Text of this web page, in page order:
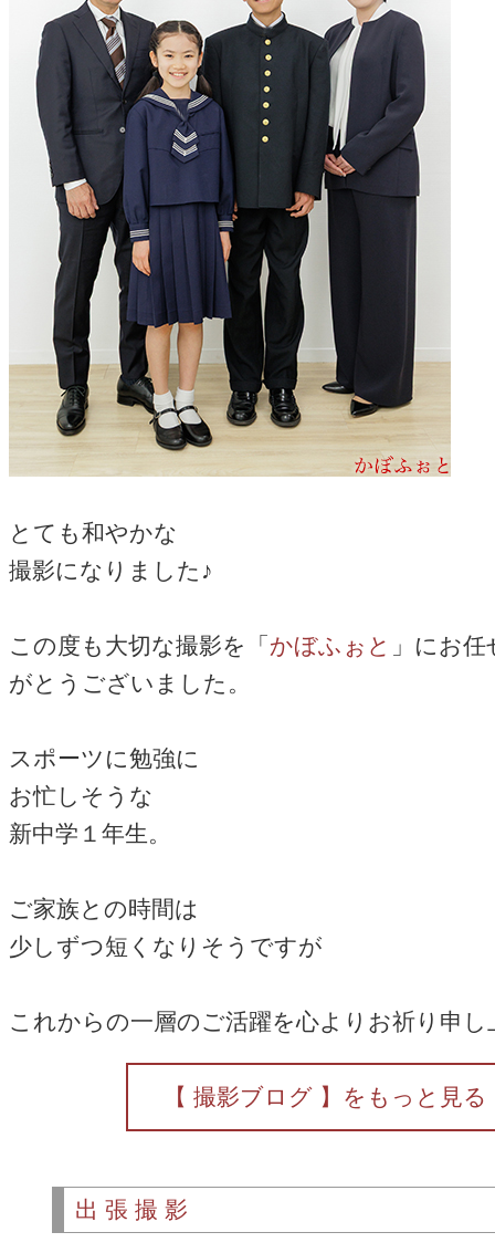
とても和やかな
撮影になりました♪
この度も大切な撮影を「 かぼふぉと 」にお
がとうございました。
スポーツに勉強に
お忙しそうな
新中学１年生。
ご家族との時間は
少しずつ短くなりそうですが
これからの一層のご活躍を心よりお祈り申し
【 撮影ブログ 】をもっと見
出張撮影